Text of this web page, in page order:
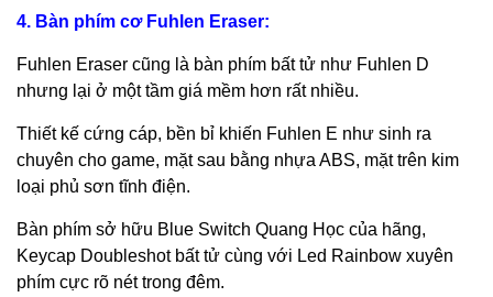
4. Bàn phím cơ Fuhlen Eraser:
Fuhlen Eraser cũng là bàn phím bất tử như Fuhlen D
nhưng lại ở một tầm giá mềm hơn rất nhiều.
Thiết kế cứng cáp, bền bỉ khiến Fuhlen E như sinh ra
chuyên cho game, mặt sau bằng nhựa ABS, mặt trên kim
loại phủ sơn tĩnh điện.
Bàn phím sở hữu Blue Switch Quang Học của hãng,
Keycap Doubleshot bất tử cùng với Led Rainbow xuyên
phím cực rõ nét trong đêm.